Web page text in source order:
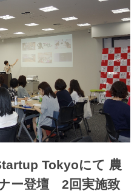
Tokyoにて 農
ー登壇 2回実施致